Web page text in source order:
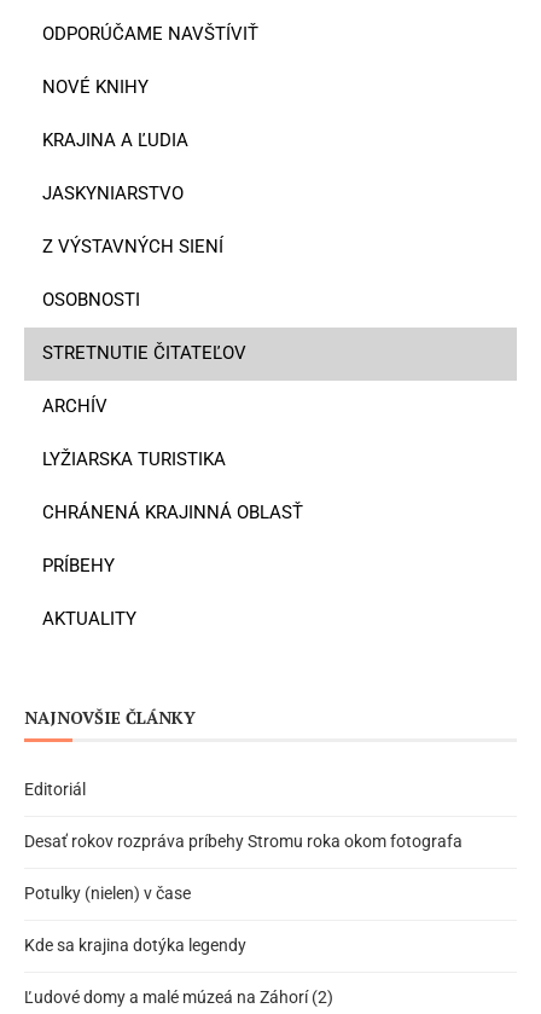
ODPORÚČAME NAVŠTÍVIŤ
NOVÉ KNIHY
KRAJINA A ĽUDIA
JASKYNIARSTVO
Z VÝSTAVNÝCH SIENÍ
OSOBNOSTI
STRETNUTIE ČITATEĽOV
ARCHÍV
LYŽIARSKA TURISTIKA
CHRÁNENÁ KRAJINNÁ OBLASŤ
PRÍBEHY
AKTUALITY
NAJNOVŠIE ČLÁNKY
Editoriál
Desať rokov rozpráva príbehy Stromu roka okom fotografa
Potulky (nielen) v čase
Kde sa krajina dotýka legendy
Ľudové domy a malé múzeá na Záhorí (2)